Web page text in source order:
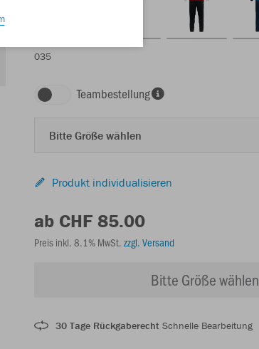
035
Teambestellung
Bitte Größe wählen
Produkt individualisieren
ab CHF 85.00
Preis inkl. 8.1% MwSt. zzgl. Versand
Bitte Größe wählen
30 Tage Rückgaberecht Schnelle Bearbeitung